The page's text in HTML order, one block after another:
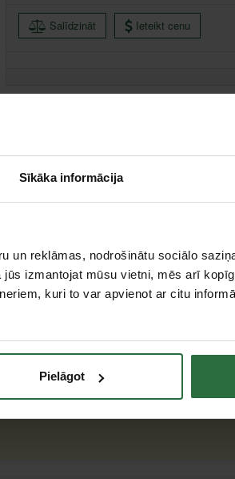
Sīkāka informācija
un reklāmas, nodrošinātu sociālo
izmantojat mūsu vietni, mēs arī
kuri to var apvienot ar citu
Pielāgot
Salīdzināt Ieteikt cenu